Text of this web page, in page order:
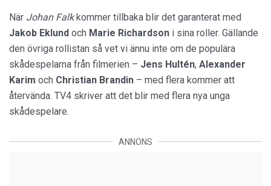
När Johan Falkkommer tillbaka blir det garanterat med
Jakob Eklund och Marie Richardson i sina roller. Gällande
den övriga rollistan så vet vi ännu inte om de populära
skådespelarna från filmerien – Jens Hultén, Alexander
Karim och Christian Brandin – med flera kommer att
återvända. TV4 skriver att det blir med flera nya unga
skådespelare.
ANNONS